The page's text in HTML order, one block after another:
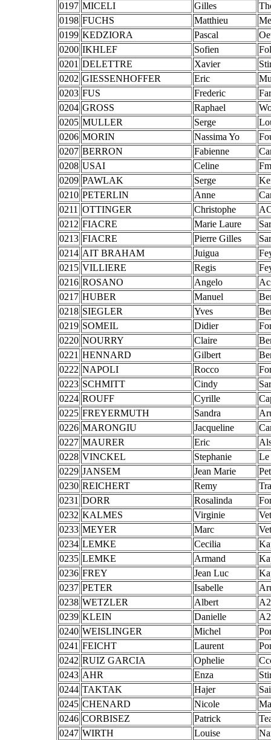
0197 MICELI Gilles
0198 FUCHS Matthieu
0199 KEDZIORA Pascal
0200 IKHLEF Sofien
0201 DELETTRE Xavier
0202 GIESSENHOFFER Eric
0203 FUS Frederic
0204 GROSS Raphael
0205 MULLER Serge
0206 MORIN Nassima Yo
0207 BERRON Fabienne
0208 USAI Celine
0209 PAWLAK Serge
0210 PETERLIN Anne
0211 OTTINGER Christophe
0212 FIACRE Marie Laure
0213 FIACRE Pierre Gilles
0214 AIT BRAHAM Juigua
0215 VILLIERE Regis
0216 ROSANO Angelo
0217 HUBER Manuel
0218 SIEGLER Yves
0219 SOMEIL Didier
0220 NOURRY Claire
0221 HENNARD Gilbert
0222 NAPOLI Rocco
0223 SCHMITT Cindy
0224 ROUFF Cyrille
0225 FREYERMUTH Sandra
0226 MARONGIU Jacqueline
0227 MAURER Eric
0228 VINCKEL Stephanie
Le
0229 JANSEM Jean Marie
0230 REICHERT Remy
0231 DORR Rosalinda
0232 KALMES Virginie
0233 MEYER Marc
0234 LEMKE Cecilia
0235 LEMKE Armand
0236 FREY Jean Luc
0237 PETER Isabelle
0238 WETZLER Albert
0239 KLEIN Danielle
0240 WEISLINGER Michel
0241 FEICHT Laurent
0242 RUIZ GARCIA Ophelie
0243 AHR Enza
0244 TAKTAK Hajer
0245 CHENARD Nicole
0246 CORBISEZ Patrick
0247 WIRTH Louise